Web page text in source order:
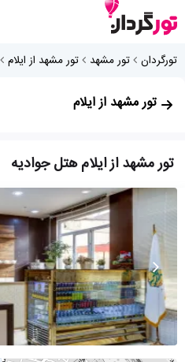
تورگردان تور مشهد تور مشهد از ایلام
تور مشهد از ایلام
تور مشهد از ایلام هتل جوادیه